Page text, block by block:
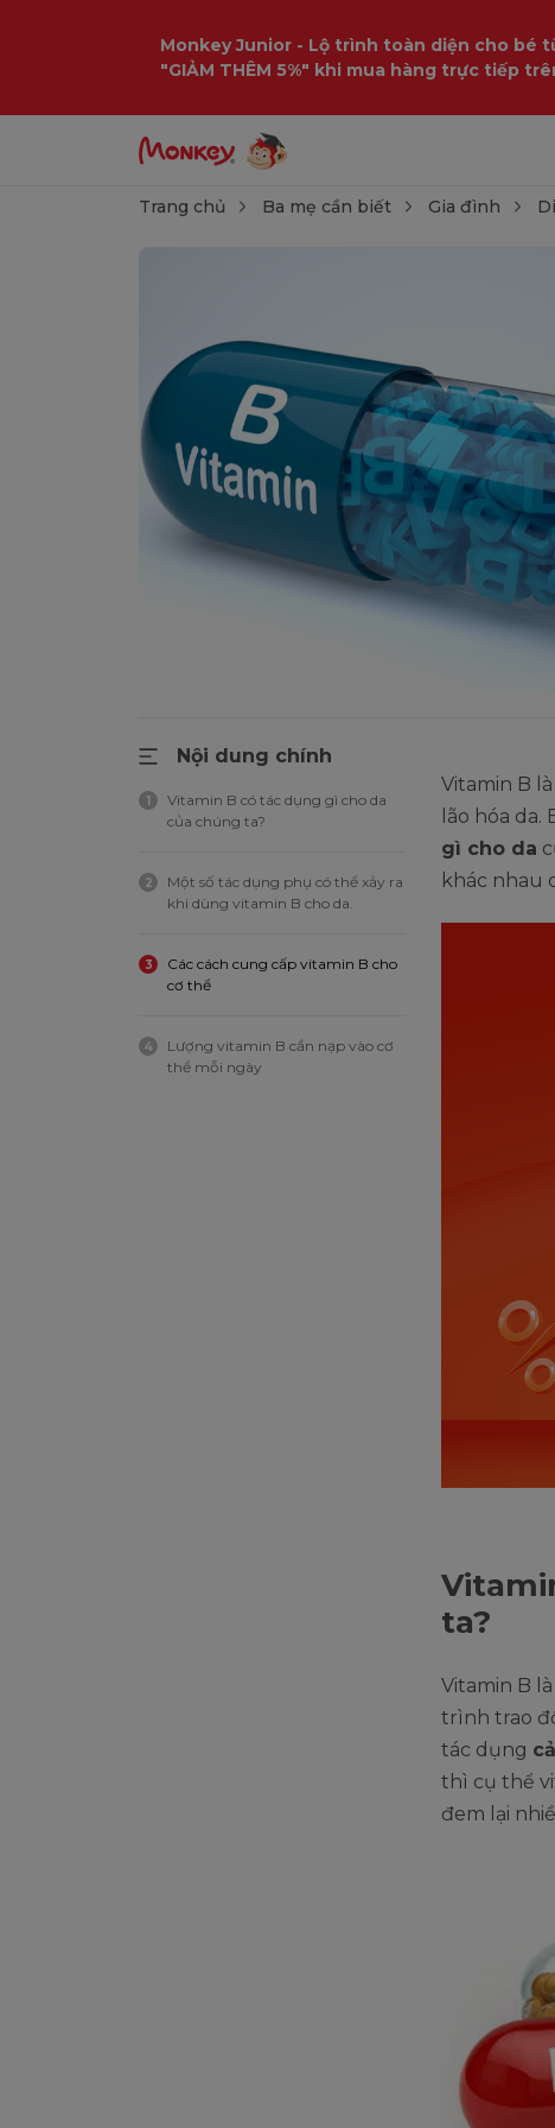
Monkey Junior - Lộ trình toàn diện cho bé
"GIẢM THÊM 5%" khi mua hàng trực tiếp
Trang chủ Ba mẹ cần biết Gia đình
Nội dung chính
1
Vitamin B có tác dụng gì cho da
của chúng ta?
2
Một số tác dụng phụ có thể xảy ra
khi dùng vitamin B cho da.
3
Các cách cung cấp vitamin B cho
cơ thể
4
Lượng vitamin B cần nạp vào cơ
thể mỗi ngày
Vitamin B
lão hóa
gì cho da
khác nhau
ta?
Vitamin B
trình trao
tác dụng
thì cụ thể
đem lại